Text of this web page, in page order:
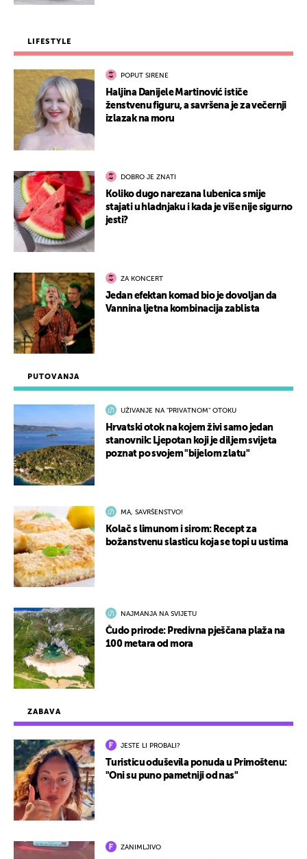
ZABAVA
JESTE LI PROBALI?
Turisticu oduševila ponuda u Primoštenu:
"Oni su puno pametniji od nas"
ZANIMLJIVO
PUTOVANJA
UŽIVANJE NA "PRIVATNOM" OTOKU
Hrvatski otok na kojem živi samo jedan
stanovnik: Ljepotan koji je diljem svijeta
poznat po svojem "bijelom zlatu"
MA, SAVRŠENSTVO!
Kolač s limunom i sirom: Recept za
božanstvenu slasticu koja se topi u ustima
NAJMANJA NA SVIJETU
Čudo prirode: Predivna pješčana plaža na
100 metara od mora
LIFESTYLE
POPUT SIRENE
Haljina Danijele Martinović ističe
ženstvenu figuru, a savršena je za večernji
izlazak na moru
DOBRO JE ZNATI
Koliko dugo narezana lubenica smije
stajati u hladnjaku i kada je više nije sigurno
jesti?
ZA KONCERT
Jedan efektan komad bio je dovoljan da
Vannina ljetna kombinacija zablista